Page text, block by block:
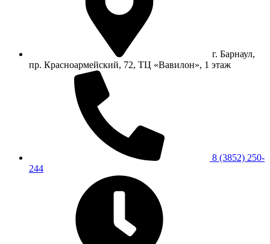
г. Барнаул,
пр. Красноармейский, 72, ТЦ «Вавилон», 1 этаж
8 (3852) 250-
244